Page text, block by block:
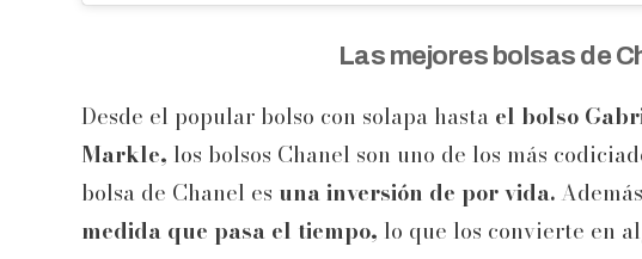
Las mejores bolsas de
Desde el popular bolso con solapa hasta el bolso
Markle, los bolsos Chanel son uno de los más
bolsa de Chanel es una inversión de por vida.
medida que pasa el tiempo, lo que los convierte en